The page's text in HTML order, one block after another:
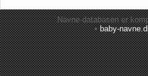
Navne-databasen er
•baby-